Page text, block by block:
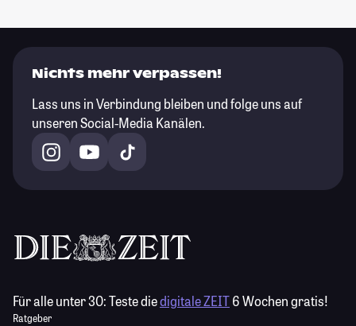
Nichts mehr verpassen!
Lass uns in Verbindung bleiben und folge uns auf
unseren Social-Media Kanälen.
Für alle unter 30:Teste diedigitale ZEIT6 Wochen gratis!
Ratgeber